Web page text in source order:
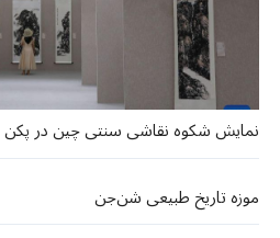
نمایش شکوه نقاشی سنتی چین در پکن
موزه تاریخ طبیعی شن‌جن